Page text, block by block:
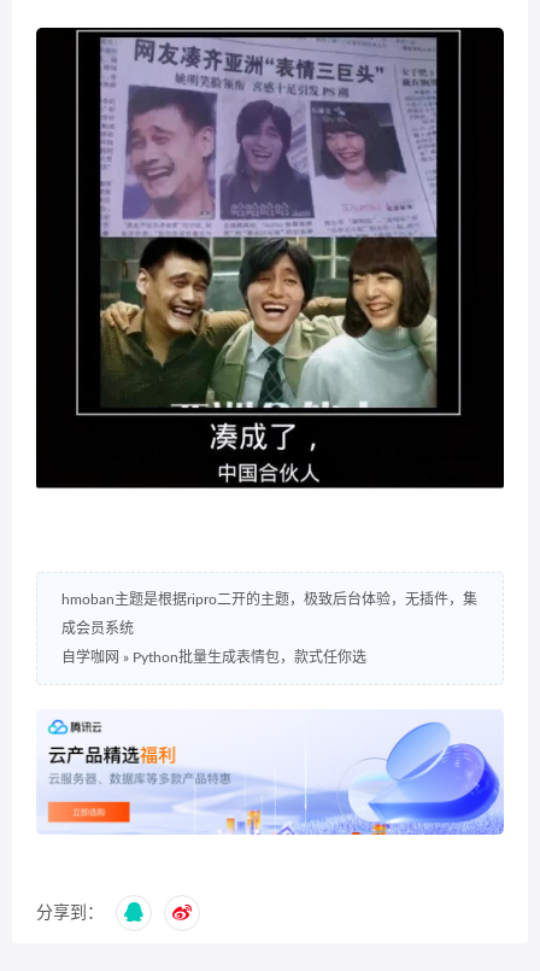
hmoban主题是根据ripro二开的主题，极致后台体验，无插件，集
成会员系统
自学咖网 » Python批量生成表情包，款式任你选
分享到：